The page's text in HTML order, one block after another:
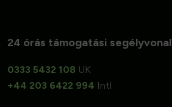
24 órás támogatási segélyvonal
0333 5432 108 UK
+44 203 6422 994 Intl